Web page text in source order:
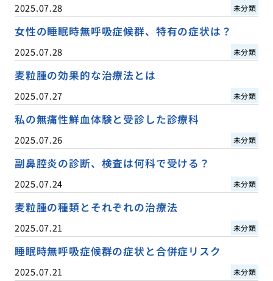
2025.07.28 未分類
女性の睡眠時無呼吸症候群、特有の症状は？
2025.07.28 未分類
麦粒腫の効果的な治療法とは
2025.07.27 未分類
私の無痛性鮮血体験と受診した診療科
2025.07.26 未分類
副鼻腔炎の診断、検査は何科で受ける？
2025.07.24 未分類
麦粒腫の種類とそれぞれの治療法
2025.07.21 未分類
睡眠時無呼吸症候群の症状と合併症リスク
2025.07.21 未分類